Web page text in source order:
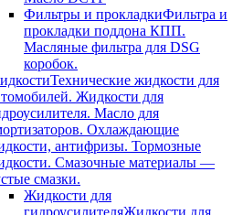
Фильтры и прокладкиФильтра и
прокладки поддона КПП.
Масляные фильтра для DSG
коробок.
Технические жидкости для
Жидкости для
Масло для
Охлаждающие
антифризы. Тормозные
Смазочные материалы —
смазки.
Жидкости для
гидроусилителяЖидкости для